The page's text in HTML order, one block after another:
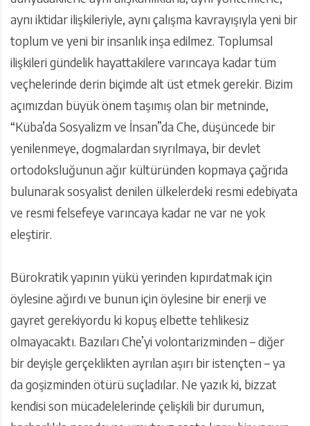
aynı iktidar ilişkileriyle, aynı çalışma kavrayışıyla yeni bir
toplum ve yeni bir insanlık inşa edilmez. Toplumsal
ilişkileri gündelik hayattakilere varıncaya kadar tüm
veçhelerinde derin biçimde alt üst etmek gerekir. Bizim
açımızdan büyük önem taşımış olan bir metninde,
“Küba’da Sosyalizm ve İnsan”da Che, düşüncede bir
yenilenmeye, dogmalardan sıyrılmaya, bir devlet
ortodoksluğunun ağır kültüründen kopmaya çağrıda
bulunarak sosyalist denilen ülkelerdeki resmi edebiyata
ve resmi felsefeye varıncaya kadar ne var ne yok
eleştirir.
Bürokratik yapının yükü yerinden kıpırdatmak için
öylesine ağırdı ve bunun için öylesine bir enerji ve
gayret gerekiyordu ki kopuş elbette tehlikesiz
olmayacaktı. Bazıları Che’yi volontarizminden – diğer
bir deyişle gerçeklikten ayrılan aşırı bir istençten – ya
da goşizminden ötürü suçladılar. Ne yazık ki, bizzat
kendisi son mücadelelerinde çelişkili bir durumun,